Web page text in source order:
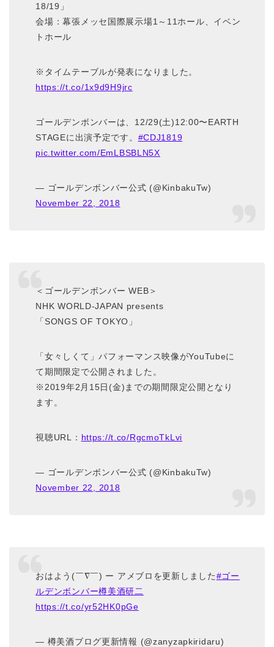
18/19」
会場：幕張メッセ国際展示場1～11ホール、イベン
トホール
※タイムテーブルが発表になりました。
https://t.co/1x9d9H9jrc
ゴールデンボンバーは、12/29(土)12:00〜EARTH
STAGEに出演予定です。 #CDJ1819
pic.twitter.com/EmLBSBLN5X
— ゴールデンボンバー公式 (@KinbakuTw)
November 22, 2018
＜ゴールデンボンバー WEB＞
NHK WORLD-JAPAN presents
「SONGS OF TOKYO」
「女々しくて」パフォーマンス映像がYouTubeに
て期間限定で公開されました。
※2019年2月15日(金)までの期間限定公開となり
ます。
視聴URL： https://t.co/RgcmoTkLvi
— ゴールデンボンバー公式 (@KinbakuTw)
November 22, 2018
おはよう(￣∇￣) ー アメブロを更新しました#ゴー
ルデンボンバー樽美酒研二
https://t.co/yr52HK0pGe
— 樽美酒ブログ更新情報 (@zanyzapkiridaru)